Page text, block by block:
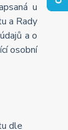
u
a Rady
a o
osobní
dle